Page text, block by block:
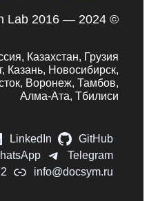
Lab 2016 — 2024 ©
Казахстан, Грузия
Казань, Новосибирск,
Воронеж, Тамбов,
Алма-Ата, Тбилиси
LinkedIn
GitHub
Telegram
info@docsym.ru